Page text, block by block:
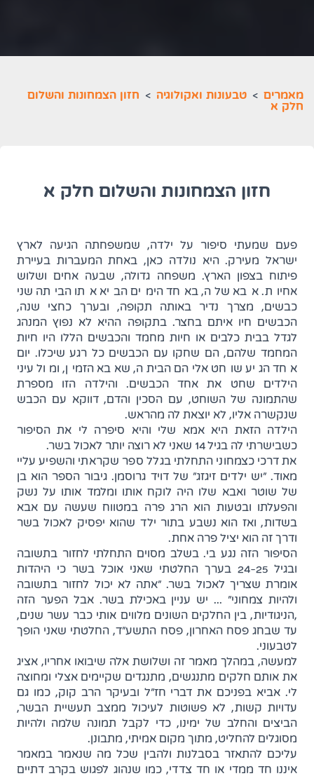
מאמרים > טבעונות ואקולוגיה > חזון הצמחונות והשלום
חלק א
חזון הצמחונות והשלום חלק א
פעם שמעתי סיפור על ילדה, שמשפחתה הגיעה לארץ
ישראל מעירק. היא נולדה כאן, באחת המעברות בעיירת
פיתוח בצפון הארץ. משפחה גדולה, שבעה אחים ושלוש
אחיות. אבא שלה, באחד הימים הביא אתו הביתה שני
כבשים, מצרך נדיר באותה תקופה, ובערך כחצי שנה,
הכבשים חיו איתם בחצר. בתקופה ההיא לא נפוץ המנהג
לגדל בבית כלבים או חיות מחמד והכבשים הללו היו חיות
המחמד שלהם, הם שחקו עם הכבשים כל רגע שיכלו. יום
אחד הגיע שוחט אליהם הביתה, שאבא הזמין, ומול עיני
הילדים שחט את אחד הכבשים. והילדה הזו מספרת
שהתמונה של השוחט, עם הסכין והדם, דווקא עם הכבש
שנקשרה אליו, לא יוצאת לה מהראש.
הילדה הזאת היא אמא שלי והיא סיפרה לי את הסיפור
כשבישרתי לה בגיל 14 שאני לא רוצה יותר לאכול בשר.
את דרכי כצמחוני התחלתי בגלל ספר שקראתי והשפיע עליי
מאוד. "יש ילדים זיגזג" של דויד גרוסמן. גיבור הספר הוא בן
של שוטר ואבא שלו היה לוקח אותו ומלמד אותו על נשק
והפעלתו ובטעות הוא הרג פרה במטווח שעשה עם אבא
בשדות, ואז הוא נשבע בתור ילד שהוא יפסיק לאכול בשר
ודרך זה הוא יציל פרה אחת.
הסיפור הזה נגע בי. בשלב מסוים התחלתי לחזור בתשובה
ובגיל 24-25 בערך החלטתי שאני אוכל בשר כי היהדות
אומרת שצריך לאכול בשר. "אתה לא יכול לחזור בתשובה
ולהיות צמחוני" ... יש עניין באכילת בשר. אבל הפער הזה
,הניגודיות, בין החלקים השונים מלווים אותי כבר עשר שנים,
עד שבחג פסח האחרון, פסח התשע"ד, החלטתי שאני הופך
לטבעוני.
למעשה, במהלך מאמר זה ושלושת אלה שיבואו אחריו, אציג
את אותם חלקים מתנגשים, מתנגדים שקיימים אצלי ומחוצה
לי. אביא בפניכם את דברי חז"ל ובעיקר הרב קוק, כמו גם
עדויות קשות, לא פשוטות לעיכול ממצב תעשיית הבשר,
הביצים והחלב של ימינו, כדי לקבל תמונה שלמה ולהיות
מסוגלים להחליט, מתוך מקום אמיתי, מתבונן.
עליכם להתאזר בסבלנות ולהבין שכל מה שנאמר במאמר
איננו חד ממדי או חד צדדי, כמו שנהוג לפגוש בקרב דתיים